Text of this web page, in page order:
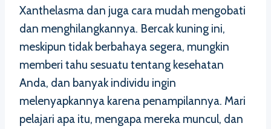
Xanthelasma dan juga cara mudah mengobati
dan menghilangkannya. Bercak kuning ini,
meskipun tidak berbahaya segera, mungkin
memberi tahu sesuatu tentang kesehatan
Anda, dan banyak individu ingin
melenyapkannya karena penampilannya. Mari
pelajari apa itu, mengapa mereka muncul, dan